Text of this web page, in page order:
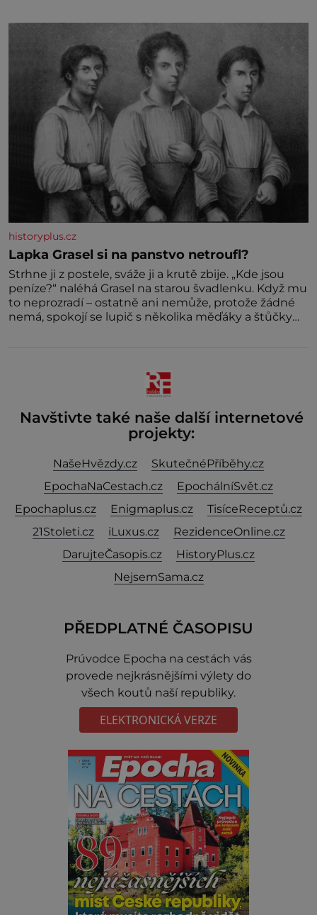
historyplus.cz
Lapka Grasel si na panstvo netroufl?
Strhne ji z postele, sváže ji a krutě zbije. „Kde jsou
peníze?“ naléhá Grasel na starou švadlenku. Když mu
to neprozradí – ostatně ani nemůže, protože žádné
nemá, spokojí se lupič s několika měďáky a štůčky
Navštivte také naše další internetové
projekty:
NašeHvězdy.cz
SkutečnéPříběhy.cz
EpochaNaCestach.cz
EpochálníSvět.cz
Epochaplus.cz
Enigmaplus.cz
TisíceReceptů.cz
21Stoleti.cz
iLuxus.cz
RezidenceOnline.cz
DarujteČasopis.cz
HistoryPlus.cz
NejsemSama.cz
PŘEDPLATNÉ ČASOPISU
Prúvodce Epocha na cestách vás
provede nejkrásnějšími výlety do
všech koutů naší republiky.
ELEKTRONICKÁ VERZE